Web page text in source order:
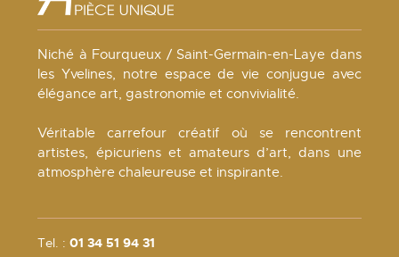
Niché à Fourqueux / Saint-Germain-en-Laye dans
les Yvelines, notre espace de vie conjugue avec
élégance art, gastronomie et convivialité.
Véritable carrefour créatif où se rencontrent
artistes, épicuriens et amateurs d’art, dans une
atmosphère chaleureuse et inspirante.
Tel. :01 34 51 94 31